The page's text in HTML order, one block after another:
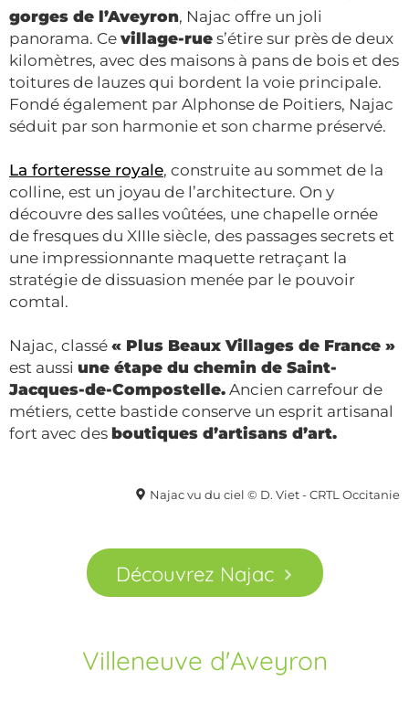
gorges de l’Aveyron, Najac offre un joli
panorama. Ce village-rue s’étire sur près de deux
kilomètres, avec des maisons à pans de bois et des
toitures de lauzes qui bordent la voie principale.
Fondé également par Alphonse de Poitiers, Najac
séduit par son harmonie et son charme préservé.
La forteresse royale, construite au sommet de la
colline, est un joyau de l’architecture. On y
découvre des salles voûtées, une chapelle ornée
de fresques du XIIIe siècle, des passages secrets et
une impressionnante maquette retraçant la
stratégie de dissuasion menée par le pouvoir
comtal.
Najac, classé « Plus Beaux Villages de France »
est aussi une étape du chemin de Saint-
Jacques-de-Compostelle. Ancien carrefour de
métiers, cette bastide conserve un esprit artisanal
fort avec des boutiques d’artisans d’art.
Najac vu du ciel © D. Viet - CRTL Occitanie
Découvrez Najac
Villeneuve d'Aveyron